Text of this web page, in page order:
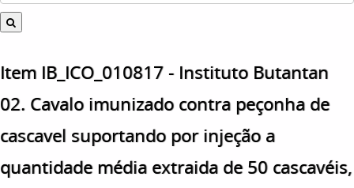
Item IB_ICO_010817 - Instituto Butantan
02. Cavalo imunizado contra peçonha de
cascavel suportando por injeção a
quantidade média extraida de 50 cascavéis,